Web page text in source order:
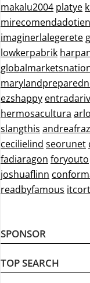
makalu2004 platye
imaginerlalegerete
lowkerpabrik
ezshappy
hermosacultura
slangthis
cecilielind seorunet
fadiaragon foryouto
joshuaflinn
readbyfamous
SPONSOR
TOP SEARCH